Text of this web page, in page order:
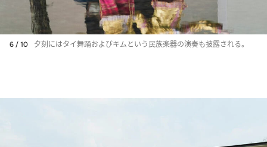
6 / 10 夕刻にはタイ舞踊およびキムという民族楽器の演奏も披露される。